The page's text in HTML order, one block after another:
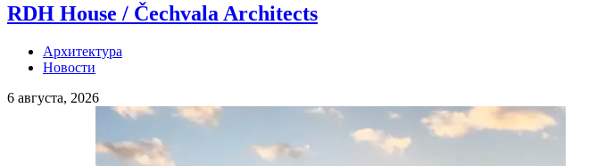
RDH House / Čechvala Architects
Архитектура
Новости
6 августа, 2026